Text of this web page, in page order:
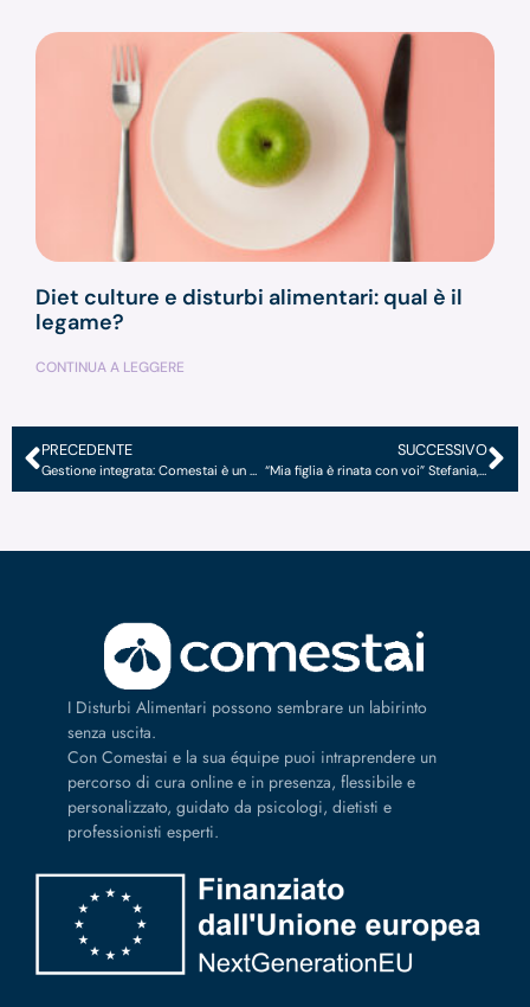
Diet culture e disturbi alimentari: qual è il
legame?
CONTINUA A LEGGERE
PRECEDENTE
Gestione integrata: Comestai è un partner clinico strategico
SUCCESSIVO
“Mia figlia è rinata con voi” Stefania, mamma di Giada.
I Disturbi Alimentari possono sembrare un labirinto
senza uscita.
Con Comestai e la sua équipe puoi intraprendere un
percorso di cura online e in presenza, flessibile e
personalizzato, guidato da psicologi, dietisti e
professionisti esperti.